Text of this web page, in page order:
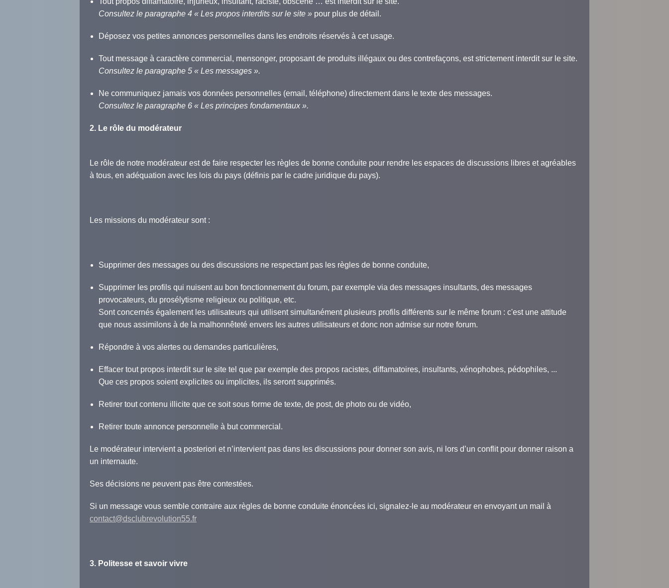
Consultez le paragraphe 4 « Les propos interdits sur le site »pour plus de détail.
Déposez vos petites annonces personnelles dans les endroits réservés à cet usage.
Tout message à caractère commercial, mensonger, proposant de produits illégaux ou des contrefaçons, est strictement interdit sur le site.
Consultez le paragraphe 5 « Les messages ».
Ne communiquez jamais vos données personnelles (email, téléphone) directement dans le texte des messages.
Consultez le paragraphe 6 « Les principes fondamentaux ».
2. Le rôle du modérateur
Le rôle de notre modérateur est de faire respecter les règles de bonne conduite pour rendre les espaces de discussions libres et agréables
à tous, en adéquation avec les lois du pays (définis par le cadre juridique du pays).
Les missions du modérateur sont :
Supprimer des messages ou des discussions ne respectant pas les règles de bonne conduite,
Supprimer les profils qui nuisent au bon fonctionnement du forum, par exemple via des messages insultants, des messages
provocateurs, du prosélytisme religieux ou politique, etc.
Sont concernés également les utilisateurs qui utilisent simultanément plusieurs profils différents sur le même forum : c'est une attitude
que nous assimilons à de la malhonnêteté envers les autres utilisateurs et donc non admise sur notre forum.
Répondre à vos alertes ou demandes particulières,
Effacer tout propos interdit sur le site tel que par exemple des propos racistes, diffamatoires, insultants, xénophobes, pédophiles, ...
Que ces propos soient explicites ou implicites, ils seront supprimés.
Retirer tout contenu illicite que ce soit sous forme de texte, de post, de photo ou de vidéo,
Retirer toute annonce personnelle à but commercial.
Le modérateur intervient a posteriori et n’intervient pas dans les discussions pour donner son avis, ni lors d’un conflit pour donner raison a
un internaute.
Ses décisions ne peuvent pas être contestées.
Si un message vous semble contraire aux règles de bonne conduite énoncées ici, signalez-le au modérateur en envoyant un mail à
contact@dsclubrevolution55.fr
3. Politesse et savoir vivre